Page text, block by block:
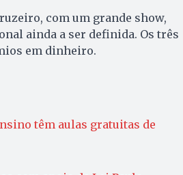
com um grande show,
ainda a ser definida. Os três
em dinheiro.
têm aulas gratuitas de